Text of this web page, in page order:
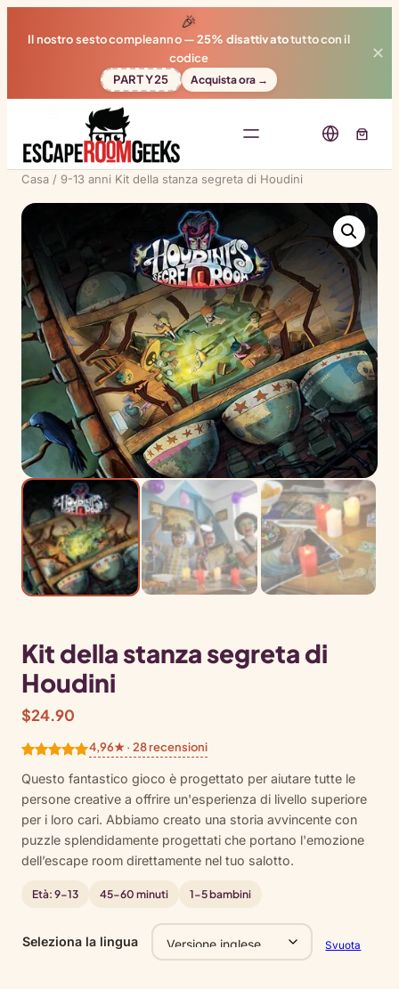
🎉
Il nostro sesto compleanno —25% disattivatotutto con il
codice
PARTY25
Acquista ora →
✕
Casa / 9-13 anni Kit della stanza segreta di Houdini
Kit della stanza segreta di
Houdini
$24.90
4.96
su base
di
recensioni
4,96★ · 28 recensioni
Questo fantastico gioco è progettato per aiutare tutte le
persone creative a offrire un'esperienza di livello superiore
per i loro cari. Abbiamo creato una storia avvincente con
puzzle splendidamente progettati che portano l'emozione
dell’escape room direttamente nel tuo salotto.
Età: 9-13 45-60 minuti 1-5 bambini
Seleziona la lingua Svuota